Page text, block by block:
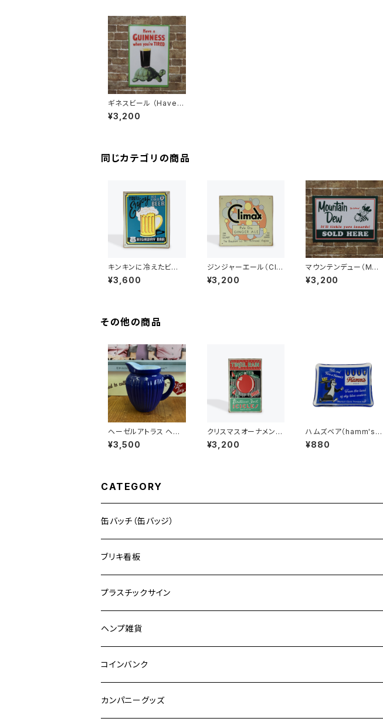
ギネスビール （Have a
GUINNESS when yo
u're TIRED）アメリカ
¥3,200
同じカテゴリの商品
キンキンに冷えたビー
ル（ICE COLD BEER H
IGHWAY BAR）ビンテ
¥3,600
ジンジャーエール（Cli
max Pale GIGER AL
E）アメリカンブリキ看板
¥3,200
マウンテンデュー（Mou
ntain Dew Ya-hooo
it'll tickle your innar
¥3,200
その他の商品
ヘーゼルアトラス ヘー
ゼルアトラス ミルクピッ
チャー（ブルー）（HMP-
¥3,500
クリスマスオーナメント
（TINSEL RAIN）ビンテ
ージ加工 アメリカンブ
¥3,200
ハムズベア（hamm's b
eer）アドバタイジング
ガラストレイ
¥880
CATEGORY
缶バッチ（缶バッジ）
ブリキ看板
ドリンク
食品
自動車
嗜好品
プラスチックサイン
映画
キャラクター
ヘンプ雑貨
麻紐
コインバンク
カンパニーグッズ